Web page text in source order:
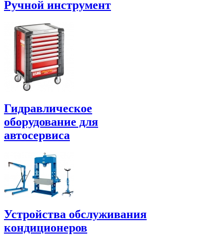
Ручной инструмент
Гидравлическое
оборудование для
автосервиса
Устройства обслуживания
кондиционеров